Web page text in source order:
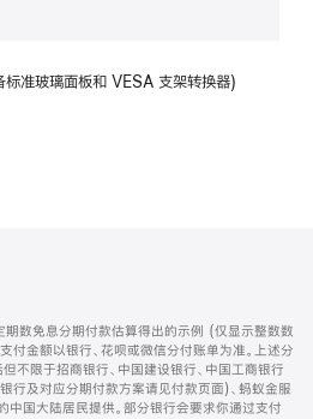
准玻璃面板和 VESA 支架转换器)
期数免息分期付款估算得出的示例 (仅显示整数数
付金额以银行、花呗或微信分付账单为准。上述分
不限于招商银行、中国建设银行、中国工商银行
行及对应分期付款方案请见付款页面)、蚂蚁金服
国大陆居民提供。部分银行会要求你通过支付